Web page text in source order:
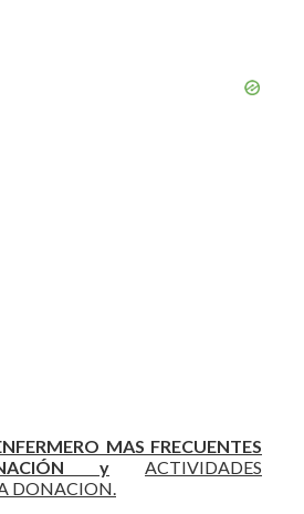
MAS FRECUENTES
y
ACTIVIDADES
DONACION.